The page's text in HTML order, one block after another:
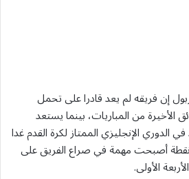
إن فريقه لم يعد قادرا على تحمل
الأخيرة من المباريات، بينما يستعد
الدوري الإنجليزي الممتاز لكرة القدم غدا
أصبحت مهمة في صراع الفريق على
الأولى.